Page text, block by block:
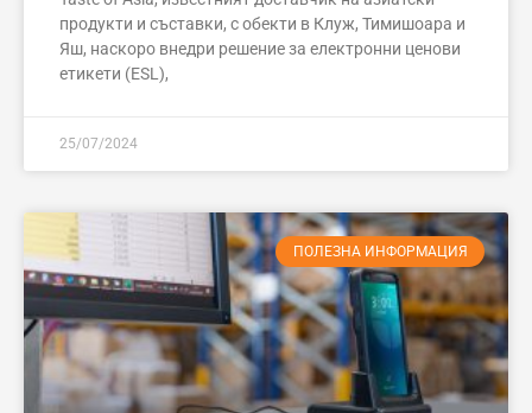
продукти и съставки, с обекти в Клуж, Тимишоара и
Яш, наскоро внедри решение за електронни ценови
етикети (ESL),
25/07/2024
ПОЛЕЗНА ИНФОРМАЦИЯ